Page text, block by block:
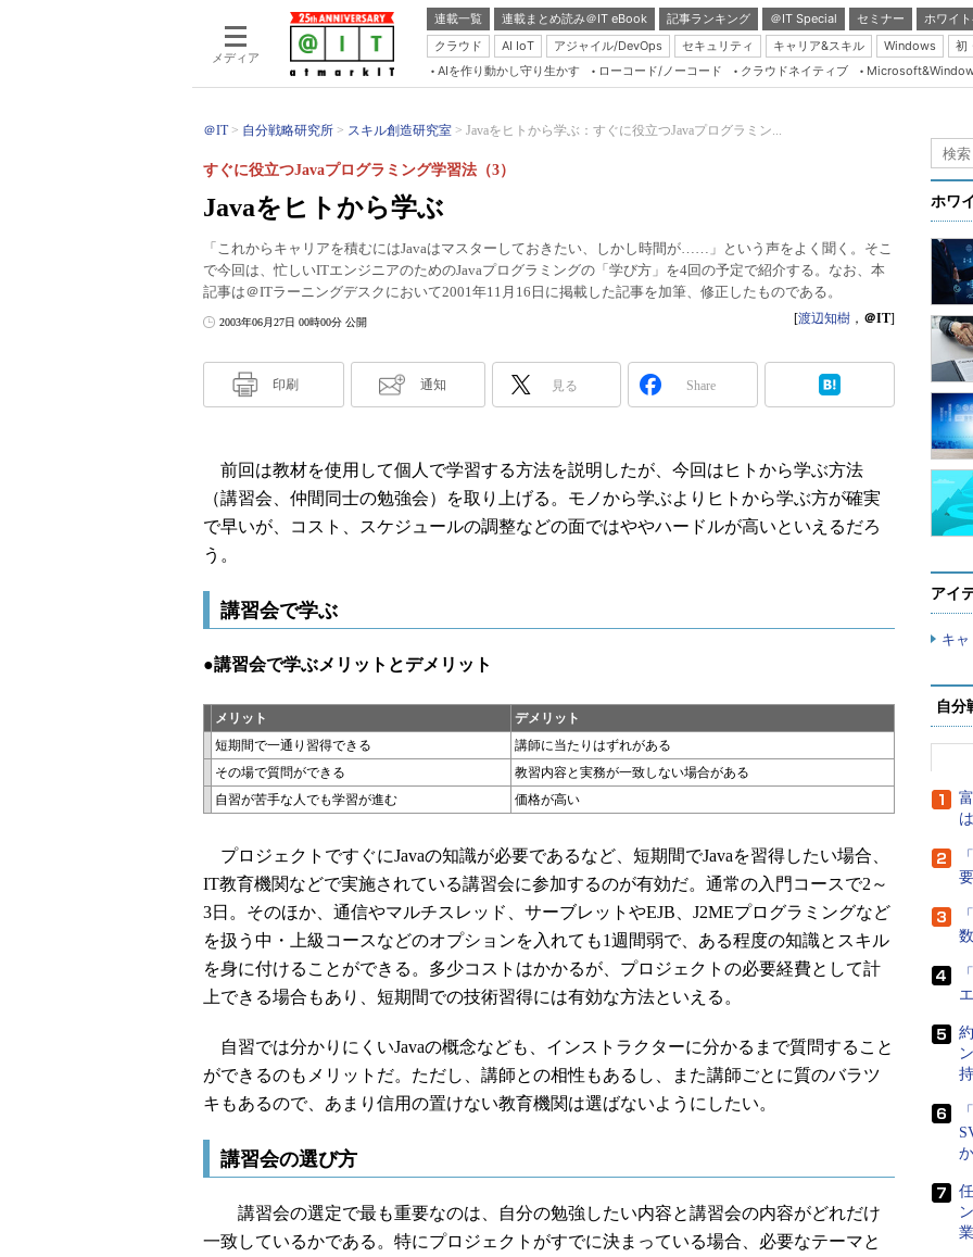
メディア
連載一覧 連載まとめ読み＠IT eBook 記事ランキング ＠IT Special セミナー
ホワイ
クラウド
AI IoT アジャイル/DevOps セキュリティ キャリア&スキル Windows
初
Server & Storage
Database Expert
Master of IP Network
Security & Trust
ブログ
AIを作り動かし守り生かす ローコード/ノーコード クラウドネイティブ
＠IT 自分戦略研究所 スキル創造研究室 Javaをヒトから学ぶ：すぐに役立つJavaプログラミン...
Javaをヒトから学ぶ
すぐに役立つJavaプログラミング学習法（3）
「これからキャリアを積むにはJavaはマスターしておきたい、しかし時間が……」という声をよく聞く。そこ
で今回は、忙しいITエンジニアのためのJavaプログラミングの「学び方」を4回の予定で紹介する。なお、本
記事は＠ITラーニングデスクにおいて2001年11月16日に掲載した記事を加筆、修正したものである。
2003年06月27日 00時00分 公開 [渡辺知樹 ， ＠IT]
印刷 通知 見る Share
前回は教材を使用して個人で学習する方法を説明したが、今回はヒトから学ぶ方法
（講習会、仲間同士の勉強会）を取り上げる。モノから学ぶよりヒトから学ぶ方が確実
で早いが、コスト、スケジュールの調整などの面ではややハードルが高いといえるだろ
う。
講習会で学ぶ
●講習会で学ぶメリットとデメリット
メリット
デメリット
短期間で一通り習得できる
講師に当たりはずれがある
その場で質問ができる
教習内容と実務が一致しない場合がある
自習が苦手な人でも学習が進む
価格が高い
プロジェクトですぐにJavaの知識が必要であるなど、短期間でJavaを習得したい場合、
IT教育機関などで実施されている講習会に参加するのが有効だ。通常の入門コースで2～
3日。そのほか、通信やマルチスレッド、サーブレットやEJB、J2MEプログラミングなど
を扱う中・上級コースなどのオプションを入れても1週間弱で、ある程度の知識とスキル
を身に付けることができる。多少コストはかかるが、プロジェクトの必要経費として計
上できる場合もあり、短期間での技術習得には有効な方法といえる。
自習では分かりにくいJavaの概念なども、インストラクターに分かるまで質問すること
ができるのもメリットだ。ただし、講師との相性もあるし、また講師ごとに質のバラツ
キもあるので、あまり信用の置けない教育機関は選ばないようにしたい。
講習会の選び方
講習会の選定で最も重要なのは、自分の勉強したい内容と講習会の内容がどれだけ
一致しているかである。特にプロジェクトがすでに決まっている場合、必要なテーマと
ホワ
アイ
キ
自分
か